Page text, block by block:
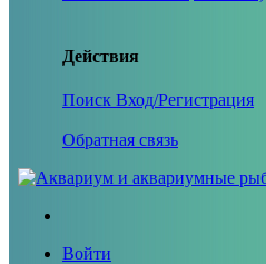
Действия
Поиск Вход/Регистрация
Обратная связь
Войти